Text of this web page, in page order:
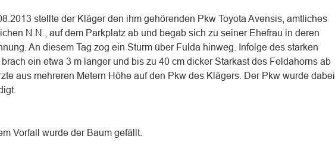
stellte der Kläger den ihm gehörenden Pkw Toyota Avensis, amtliches
N.N., auf dem Parkplatz ab und begab sich zu seiner Ehefrau in deren
An diesem Tag zog ein Sturm über Fulda hinweg. Infolge des starken
ein etwa 3 m langer und bis zu 40 cm dicker Starkast des Feldahorns ab
aus mehreren Metern Höhe auf den Pkw des Klägers. Der Pkw wurde dabei
Vorfall wurde der Baum gefällt.